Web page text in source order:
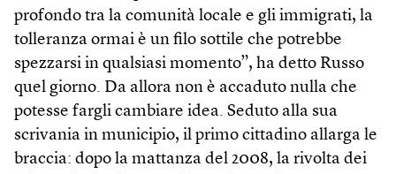
profondo tra la comunità locale e gli immigrati, la
tolleranza ormai è un filo sottile che potrebbe
spezzarsi in qualsiasi momento”, ha detto Russo
quel giorno. Da allora non è accaduto nulla che
potesse fargli cambiare idea. Seduto alla sua
scrivania in municipio, il primo cittadino allarga le
braccia: dopo la mattanza del 2008, la rivolta dei